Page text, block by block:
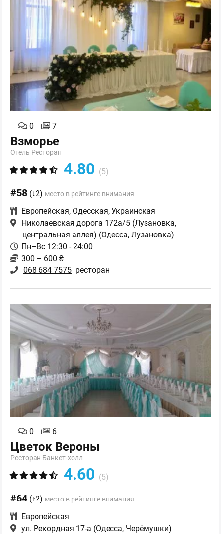
0 7
Взморье
Отель Ресторан
4.80 (5)
#58 (↓2) место в рейтинге внимания
Европейская, Одесская, Украинская
Николаевская дорога 172а/5 (Лузановка,
центральная аллея) (Одесса, Лузановка)
Пн–Вс 12:30 - 24:00
300 – 600 ₴
068 684 7575 ресторан
0 6
Цветок Вероны
Ресторан Банкет-холл
4.60 (5)
#64 (↑2) место в рейтинге внимания
Европейская
ул. Рекордная 17-а (Одесса, Черёмушки)